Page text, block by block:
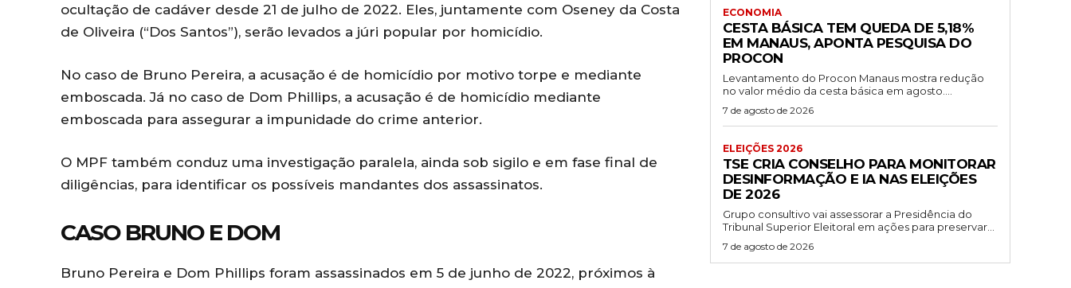
ocultação de cadáver desde 21 de julho de 2022. Eles, juntamente com Oseney da Costa
de Oliveira (“Dos Santos”), serão levados a júri popular por homicídio.
No caso de Bruno Pereira, a acusação é de homicídio por motivo torpe e mediante
emboscada. Já no caso de Dom Phillips, a acusação é de homicídio mediante
emboscada para assegurar a impunidade do crime anterior.
O MPF também conduz uma investigação paralela, ainda sob sigilo e em fase final de
diligências, para identificar os possíveis mandantes dos assassinatos.
CASO BRUNO E DOM
Bruno Pereira e Dom Phillips foram assassinados em 5 de junho de 2022, próximos à
ECONOMIA
CESTA BÁSICA TEM QUEDA DE 5,18%
EM MANAUS, APONTA PESQUISA DO
PROCON
Levantamento do Procon Manaus mostra redução
no valor médio da cesta básica em agosto....
7 de agosto de 2026
ELEIÇÕES 2026
TSE CRIA CONSELHO PARA MONITORAR
DESINFORMAÇÃO E IA NAS ELEIÇÕES
DE 2026
Grupo consultivo vai assessorar a Presidência do
Tribunal Superior Eleitoral em ações para preservar...
7 de agosto de 2026